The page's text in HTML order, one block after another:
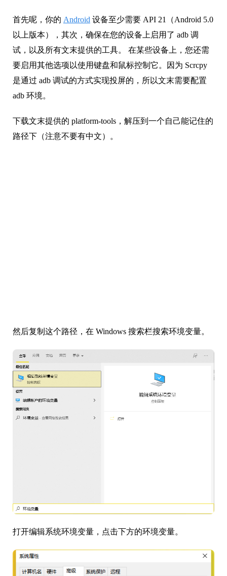
首先呢，你的 Android 设备至少需要 API 21（Android 5.0
以上版本），其次，确保在您的设备上启用了 adb 调
试，以及所有文末提供的工具。 在某些设备上，您还需
要启用其他选项以使用键盘和鼠标控制它。因为 Scrcpy
是通过 adb 调试的方式实现投屏的，所以文末需要配置
adb 环境。
下载文末提供的 platform-tools，解压到一个自己能记住的
路径下（注意不要有中文）。
然后复制这个路径，在 Windows 搜索栏搜索环境变量。
打开编辑系统环境变量，点击下方的环境变量。